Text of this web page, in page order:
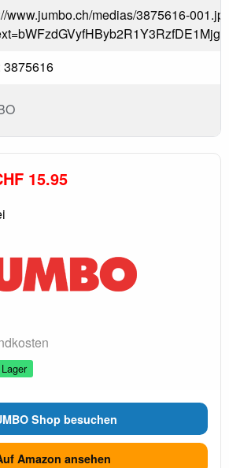
www.jumbo.ch/medias/3875616-
3875616
15.95
Shop besuchen
Amazon ansehen